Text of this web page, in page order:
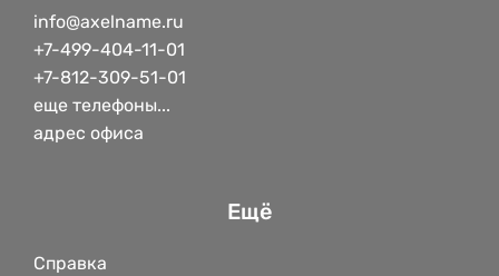
info@axelname.ru
+7-499-404-11-01
+7-812-309-51-01
еще телефоны...
адрес офиса
Ещё
Справка